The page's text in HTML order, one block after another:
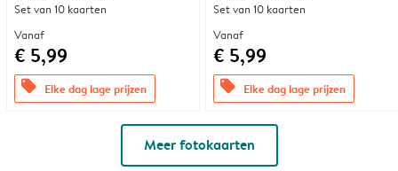
Set van 10 kaarten
Vanaf
€ 5,99
offers Elke dag lage prijzen
Set van 10 kaarten
Vanaf
€ 5,99
offers Elke dag lage prijzen
Meer fotokaarten